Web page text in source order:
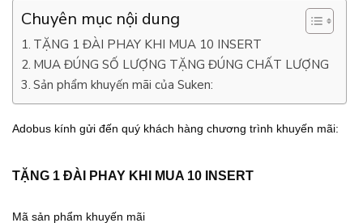
Chuyên mục nội dung
TẶNG 1 ĐÀI PHAY KHI MUA 10 INSERT
MUA ĐÚNG SỐ LƯỢNG TẶNG ĐÚNG CHẤT LƯỢNG
Sản phẩm khuyến mãi của Suken:
Adobus kính gửi đến quý khách hàng chương trình khuyến mãi:
TẶNG 1 ĐÀI PHAY KHI MUA 10 INSERT
Mã sản phẩm khuyến mãi